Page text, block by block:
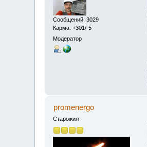
Сообщений: 3029
Карма: +301/-5
Модератор
promenergo
Старожил